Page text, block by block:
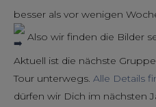
besser als vor wenigen
Also wir finden die Bilder
Aktuell ist die nächste
Tour unterwegs. Alle Details
dürfen wir Dich im nächsten